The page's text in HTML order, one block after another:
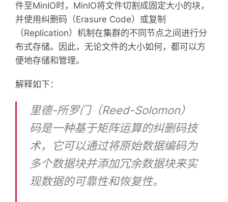
件至MinIO时，MinIO将文件切割成固定大小的块，
并使用纠删码（Erasure Code）或复制
（Replication）机制在集群的不同节点之间进行分
布式存储。因此，无论文件的大小如何，都可以方
便地存储和管理。
解释如下：
里德-所罗门（Reed-Solomon）
码是一种基于矩阵运算的纠删码技
术，它可以通过将原始数据编码为
多个数据块并添加冗余数据块来实
现数据的可靠性和恢复性。